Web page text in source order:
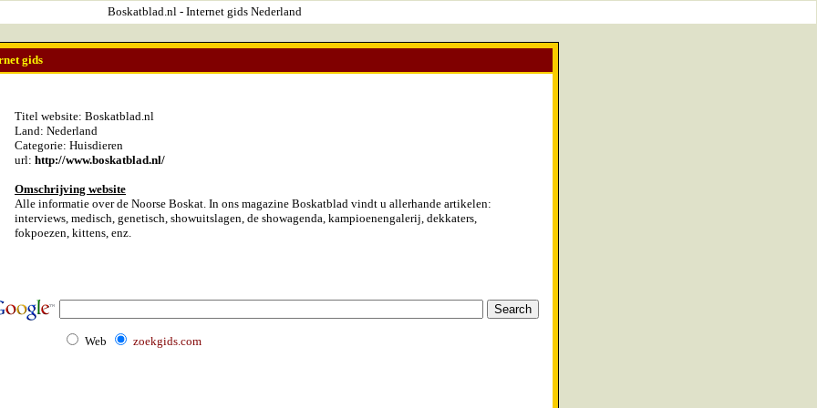
Boskatblad.nl - Internet gids Nederland
gids
Titel website: Boskatblad.nl
Land: Nederland
Categorie: Huisdieren
url: http://www.boskatblad.nl/
Omschrijving website
Alle informatie over de Noorse Boskat. In ons magazine Boskatblad vindt u allerhande artikelen:
interviews, medisch, genetisch, showuitslagen, de showagenda, kampioenengalerij, dekkaters,
fokpoezen, kittens, enz.
Web zoekgids.com